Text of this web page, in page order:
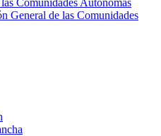
General de las Comunidades